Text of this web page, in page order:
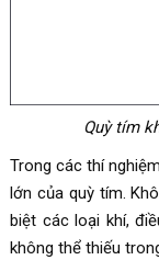
Quỳ tím
Trong các thí
lớn của quỳ tím.
biệt các loại khí,
không thể thiếu